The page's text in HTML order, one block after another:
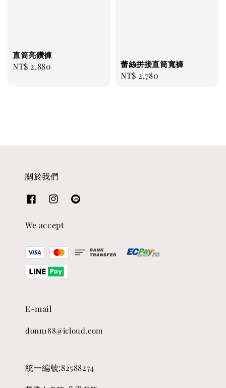
直筒亮鑽褲
Regular
NT$ 2,880 蕾絲拼接直筒寬褲
Regular
NT$ 2,780
關於我們
We accept
E-mail
donn188@icloud.com
統一編號:82588274